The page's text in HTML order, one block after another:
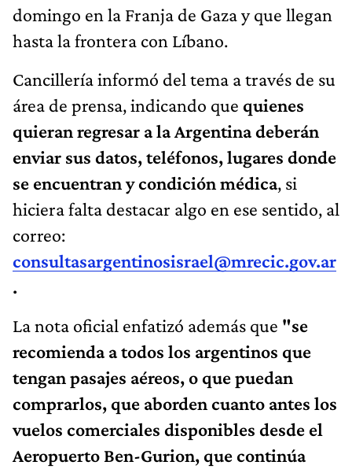
domingo en la Franja de Gaza y que llegan
hasta la frontera con Líbano.
Cancillería informó del tema a través de su
área de prensa, indicando que quienes
quieran regresar a la Argentina deberán
enviar sus datos, teléfonos, lugares donde
se encuentran y condición médica, si
hiciera falta destacar algo en ese sentido, al
correo:
consultasargentinosisrael@mrecic.gov.ar
.
La nota oficial enfatizó además que "se
recomienda a todos los argentinos que
tengan pasajes aéreos, o que puedan
comprarlos, que aborden cuanto antes los
vuelos comerciales disponibles desde el
Aeropuerto Ben-Gurion, que continúa